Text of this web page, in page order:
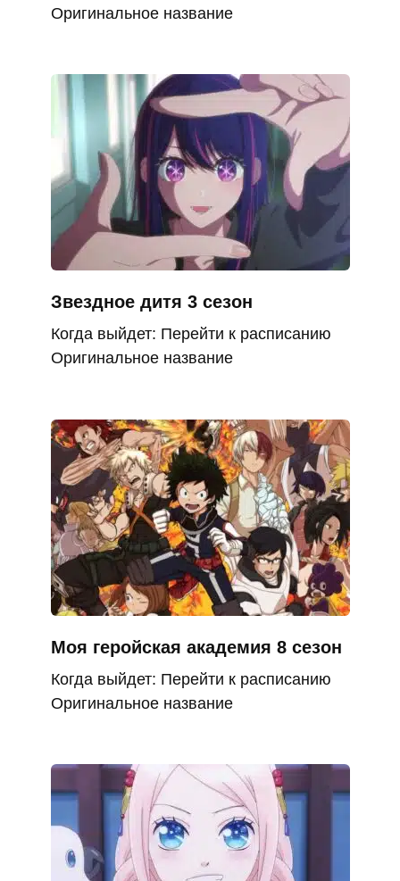
Оригинальное название
Звездное дитя 3 сезон
Когда выйдет: Перейти к расписанию
Оригинальное название
Моя геройская академия 8 сезон
Когда выйдет: Перейти к расписанию
Оригинальное название